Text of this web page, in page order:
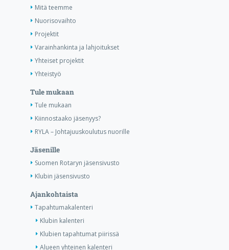
Mitä teemme
Nuorisovaihto
Projektit
Varainhankinta ja lahjoitukset
Yhteiset projektit
Yhteistyö
Tule mukaan
Tule mukaan
Kiinnostaako jäsenyys?
RYLA – Johtajuuskoulutus nuorille
Jäsenille
Suomen Rotaryn jäsensivusto
Klubin jäsensivusto
Ajankohtaista
Tapahtumakalenteri
Klubin kalenteri
Klubien tapahtumat piirissä
Alueen yhteinen kalenteri